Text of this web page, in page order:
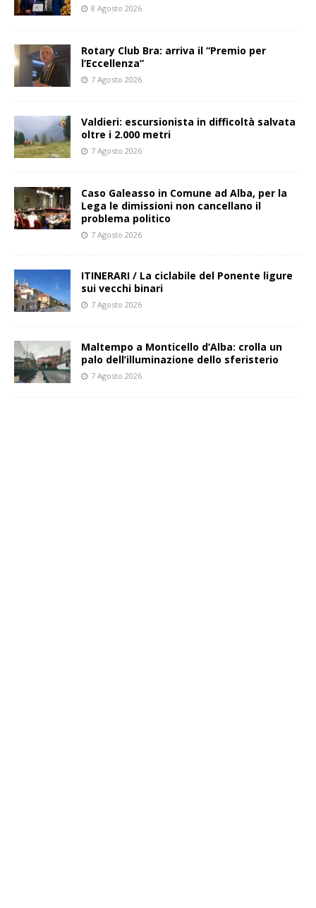
8 Agosto 2026
Rotary Club Bra: arriva il “Premio per
l’Eccellenza”
7 Agosto 2026
Valdieri: escursionista in difficoltà salvata
oltre i 2.000 metri
7 Agosto 2026
Caso Galeasso in Comune ad Alba, per la
Lega le dimissioni non cancellano il
problema politico
7 Agosto 2026
ITINERARI / La ciclabile del Ponente ligure
sui vecchi binari
7 Agosto 2026
Maltempo a Monticello d’Alba: crolla un
palo dell’illuminazione dello sferisterio
7 Agosto 2026